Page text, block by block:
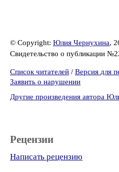
© Copyright: Юлия Чернухина,
Свидетельство о публикации
Список читателей / Версия для
Заявить о нарушении
Другие произведения автора
Рецензии
Написать рецензию